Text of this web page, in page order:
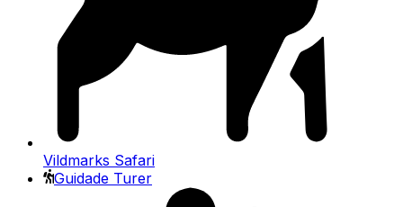
Vildmarks Safari
Guidade Turer